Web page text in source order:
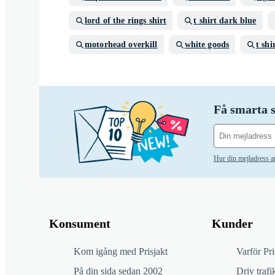
lord of the rings shirt t shirt dark blue
motorhead overkill white goods t
Få smarta
Hur din mejladress
Konsument
Kom igång med Prisjakt
På din sida sedan 2002
Kunder
Varför
Driv